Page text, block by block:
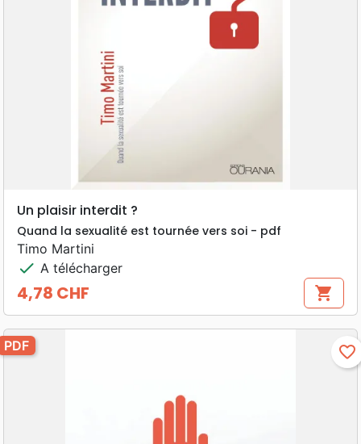
Un plaisir interdit ?
Quand la sexualité est tournée vers soi - pdf
Timo Martini
check A télécharger
Prix
4,78 CHF shopping_cart
PDF favorite_border